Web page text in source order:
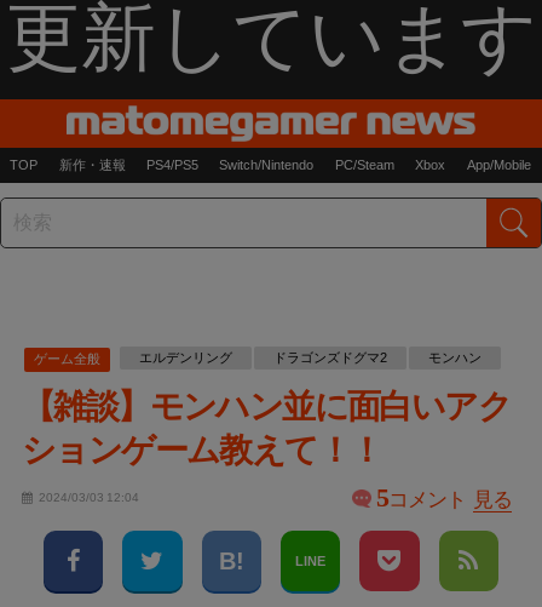
更新しています
TOP 新作・速報 PS4/PS5 Switch/Nintendo PC/Steam Xbox App/Mobile
ゲーム全般 エルデンリング ドラゴンズドグマ2 モンハン
【雑談】モンハン並に面白いアク
ションゲーム教えて！！
2024/03/03 12:04 5コメント 見る
LINE